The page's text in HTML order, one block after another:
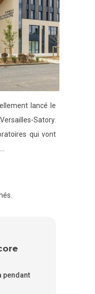
lancé le
Satory.
qui vont
pendant